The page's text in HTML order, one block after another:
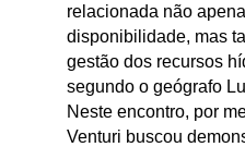
relacionada não
disponibilidade, mas
gestão dos recursos
segundo o geógrafo
Neste encontro, por
Venturi buscou